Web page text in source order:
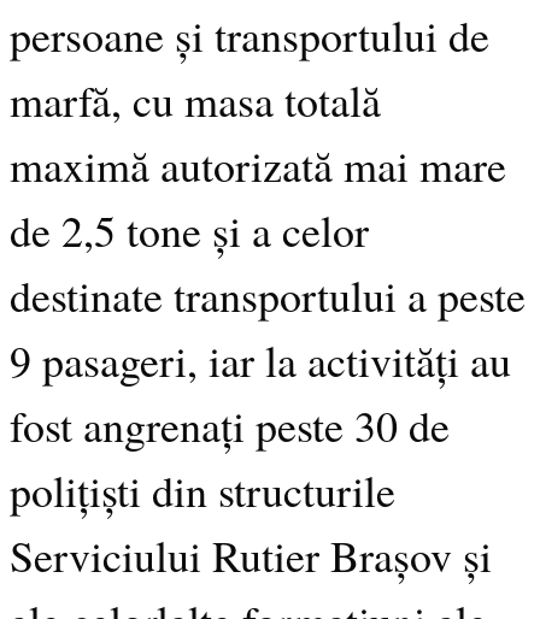
persoane și transportului de
marfă, cu masa totală
maximă autorizată mai mare
de 2,5 tone și a celor
destinate transportului a peste
9 pasageri, iar la activități au
fost angrenați peste 30 de
polițiști din structurile
Serviciului Rutier Brașov și